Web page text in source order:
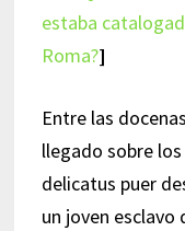
estaba
Roma?]
Entre las
llegado sobre los
delicatus puer
un joven